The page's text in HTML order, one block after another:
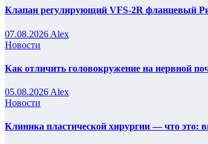
Клапан регулирующий VFS-2R фланцевый
07.08.2026 Alex
Новости
Как отличить головокружение на нервной
05.08.2026 Alex
Новости
Клиника пластической хирургии — что это: